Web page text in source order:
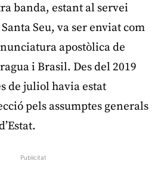
banda, estant al servei
Seu, va ser enviat com
apostòlica de
i Brasil. Des del 2019
de juliol havia estat
pels assumptes generals
Publicitat